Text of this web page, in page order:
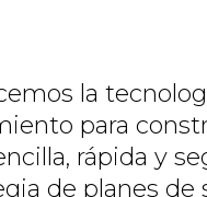
la
para
rápida y
de planes de